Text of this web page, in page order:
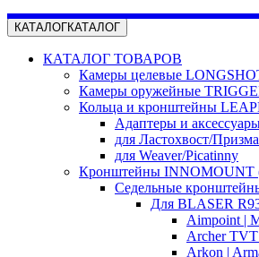
КАТАЛОГКАТАЛОГ
КАТАЛОГ ТОВАРОВ
Камеры целевые
Камеры оружейные
Кольца и кронштейны
Адаптеры и
для Ластохвост/
для Weaver/Picatinny
Кронштейны INNOMOUNT
Седельные
Для BLASER
Aimpoint |
Archer TVT
Arkon |